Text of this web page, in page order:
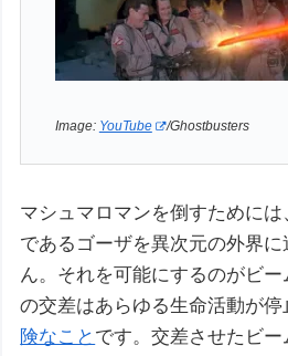
Image: YouTube /Ghostbusters
マシュマロマンを倒すために
であるゴーザを異次元の外界
ん。それを可能にするのがビ
の交差はあらゆる生命活動が停
険なこと です。交差させたビ